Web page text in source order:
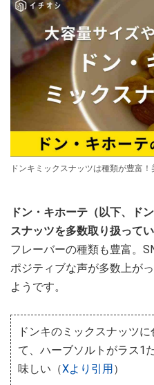
ドンキミックスナッツは種類が豊富
ドン・キホーテ（以下、ド
スナッツを多数取り扱ってい
フレーバーの種類も豊富。
ポジティブな声が多数上が
ようです。
ドンキのミックスナッツ
て、ハーブソルトがラス1
味しい（Xより引用）